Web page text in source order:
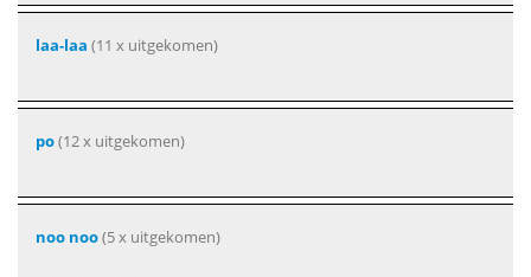
laa-laa (11 x uitgekomen)
po(12 x uitgekomen)
noo noo(5 x uitgekomen)